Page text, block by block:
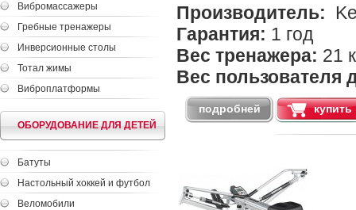
Производитель:
Гарантия: 1 год
Вес тренажера: 21
Вес пользователя
подробней купить
Вибромассажеры
Гребные тренажеры
Инверсионные столы
Тотал жимы
Виброплатформы
ОБОРУДОВАНИЕ ДЛЯ ДЕТЕЙ
Батуты
Настольный хоккей и футбол
Веломобили